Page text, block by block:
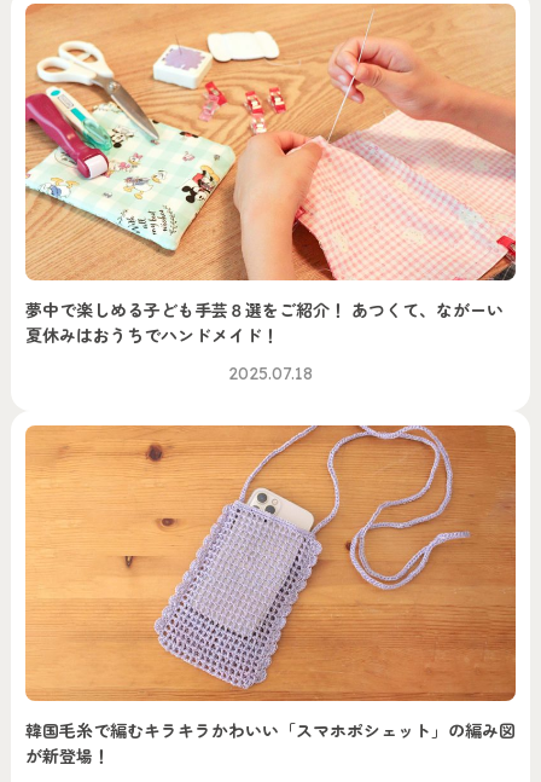
夢中で楽しめる子ども手芸８選をご紹介！ あつくて、ながーい
夏休みはおうちでハンドメイド！
2025.07.18
韓国毛糸で編むキラキラかわいい「スマホポシェット」の編み図
が新登場！